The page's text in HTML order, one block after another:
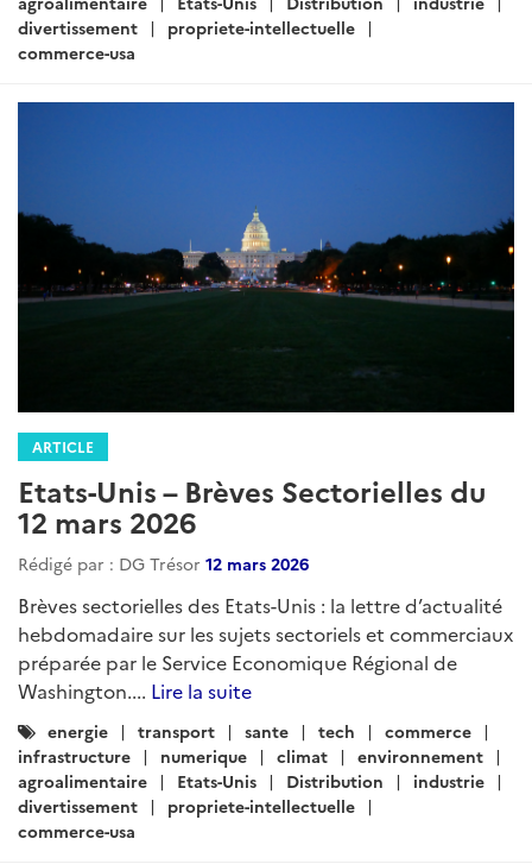
Brèves agri agro... Lire la suite
Catégories
Agriculture
ARTICLE
Etats-Unis – Brèves Sectorielles
Rédigé par : DG Trésor
Brèves sectorielles des Etats-Unis : la lettre d’actualité
hebdomadaire sur les sujets sectoriels et commerciaux
préparée par le Service Economique Régional de
Washington....Lire la suite
Catégories
:
energie transport sante
infrastructure
numerique climat
environnement
agroalimentaire
Etats-Unis Distribution
industrie
divertissement
propriete-intellectuelle
commerce-usa